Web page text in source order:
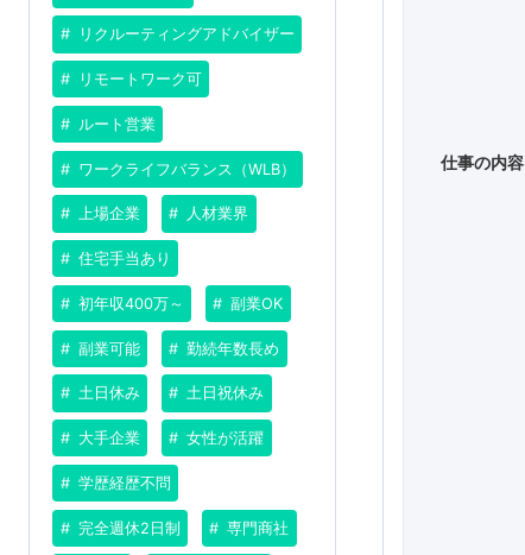
リクルーティングアドバイザー
リモートワーク可
ルート営業
ワークライフバランス（WLB）
上場企業 人材業界
住宅手当あり
初年収400万～ 副業OK
副業可能 勤続年数長め
土日休み 土日祝休み
大手企業 女性が活躍
学歴経歴不問
完全週休2日制 専門商社
仕事の内容